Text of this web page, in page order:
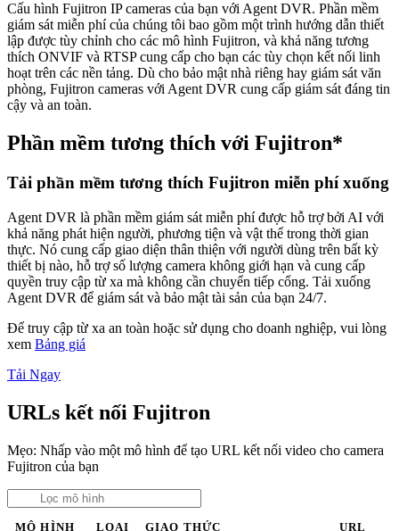
Cấu hình Fujitron IP cameras của bạn với Agent DVR. Phần mềm
giám sát miễn phí của chúng tôi bao gồm một trình hướng dẫn thiết
lập được tùy chỉnh cho các mô hình Fujitron, và khả năng tương
thích ONVIF và RTSP cung cấp cho bạn các tùy chọn kết nối linh
hoạt trên các nền tảng. Dù cho bảo mật nhà riêng hay giám sát văn
phòng, Fujitron cameras với Agent DVR cung cấp giám sát đáng tin
cậy và an toàn.
Phần mềm tương thích với Fujitron*
Tải phần mềm tương thích Fujitron miễn phí xuống
Agent DVR là phần mềm giám sát miễn phí được hỗ trợ bởi AI với
khả năng phát hiện người, phương tiện và vật thể trong thời gian
thực. Nó cung cấp giao diện thân thiện với người dùng trên bất kỳ
thiết bị nào, hỗ trợ số lượng camera không giới hạn và cung cấp
quyền truy cập từ xa mà không cần chuyển tiếp cổng. Tải xuống
Agent DVR để giám sát và bảo mật tài sản của bạn 24/7.
Để truy cập từ xa an toàn hoặc sử dụng cho doanh nghiệp, vui lòng
xem Bảng giá
Tải Ngay
URLs kết nối Fujitron
Mẹo: Nhấp vào một mô hình để tạo URL kết nối video cho camera
Fujitron của bạn
MÔ HÌNH LOẠI GIAO THỨC URL